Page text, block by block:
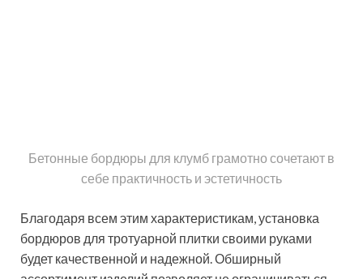
Если вы решили воспользоваться услугами мощения
в специализированной компании, на то, сколько стоят
размеры и тип бордюров. Особенно если закупка
материалов осуществляется самой компанией.